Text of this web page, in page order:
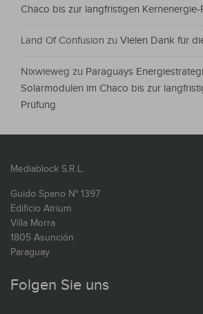
Chaco bis zur langfristigen Kernenergie-
Land Of Confusion zu Vielen Dank für
Nixwieweg zu Paraguays
Solarmodulen im Chaco bis zur
Prüfung
Mediablock S.R.L.
Guido Spano N° 1397
Edificio Atrium
Villa Morra
1805 Asunción
Paraguay
Folgen Sie uns